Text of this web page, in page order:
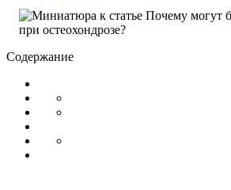
Содержание